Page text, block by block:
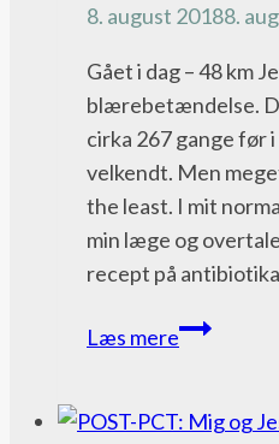
Hej
bjørne
og
bjerge
8. august 20188.
Gået i dag – 48 km
blærebetændelse.
cirka 267 gange før
velkendt. Men
the least. I mit
min læge og
recept på
Læs mereDag
og